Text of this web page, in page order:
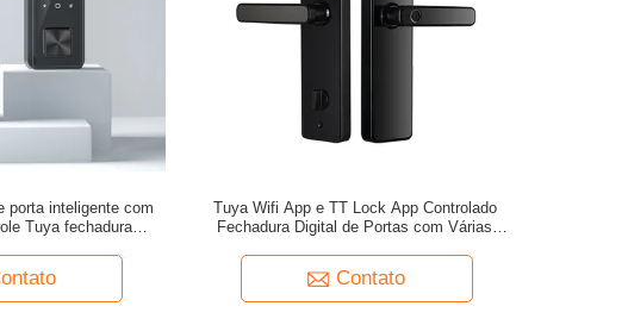
porta inteligente com
Tuya fechadura
Tuya Wifi App e TT Lock App Controlado
Fechadura Digital de Portas com Várias
Contato